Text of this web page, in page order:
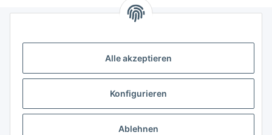
Alle akzeptieren
Konfigurieren
Ablehnen
Kategorien